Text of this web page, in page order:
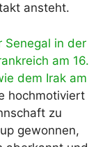
ansteht.
Senegal in der
am 16.
dem Irak am
hochmotiviert
zu
gewonnen,